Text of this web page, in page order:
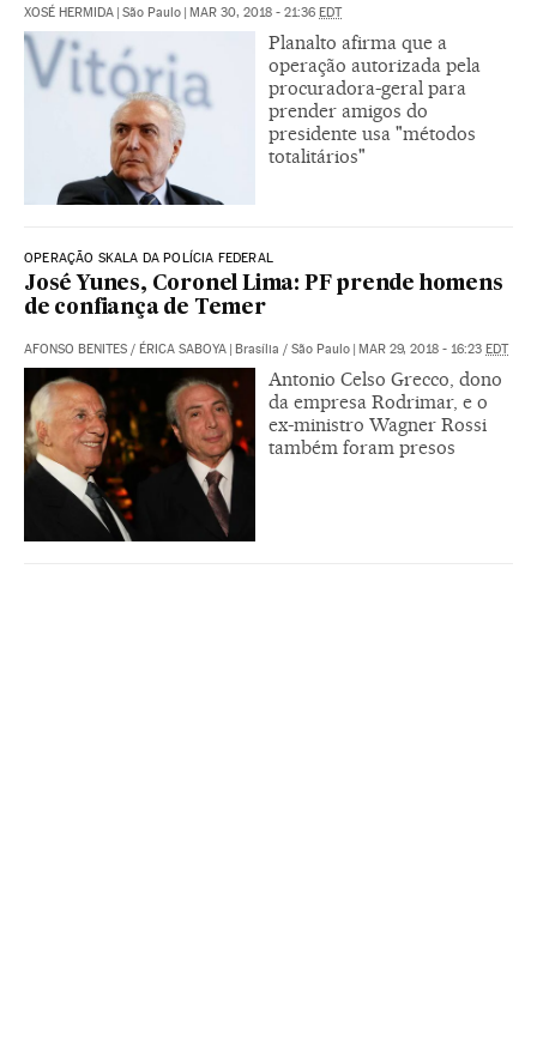
XOSÉ HERMIDA | São Paulo | MAR 30, 2018 - 21:36 EDT
Planalto afirma que a
operação autorizada pela
procuradora-geral para
prender amigos do
presidente usa "métodos
totalitários"
OPERAÇÃO SKALA DA POLÍCIA FEDERAL
José Yunes, Coronel Lima: PF prende homens
de confiança de Temer
AFONSO BENITES / ÉRICA SABOYA | Brasília / São Paulo | MAR 29, 2018 - 16:23 EDT
Antonio Celso Grecco, dono
da empresa Rodrimar, e o
ex-ministro Wagner Rossi
também foram presos